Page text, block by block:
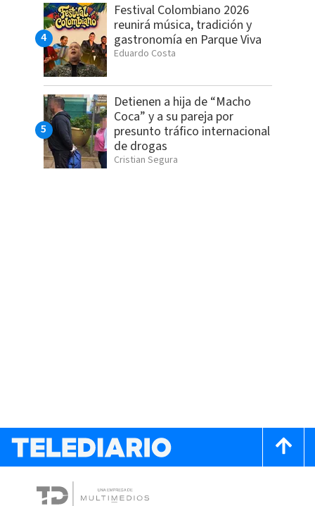
Festival Colombiano 2026
reunirá música, tradición y
gastronomía en Parque Viva
Eduardo Costa
Detienen a hija de “Macho
Coca” y a su pareja por
presunto tráfico internacional
de drogas
Cristian Segura